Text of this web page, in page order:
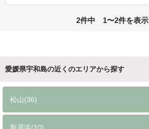
2件中 1〜2件を表示
愛媛県宇和島の近くのエリアから探す
松山(36)